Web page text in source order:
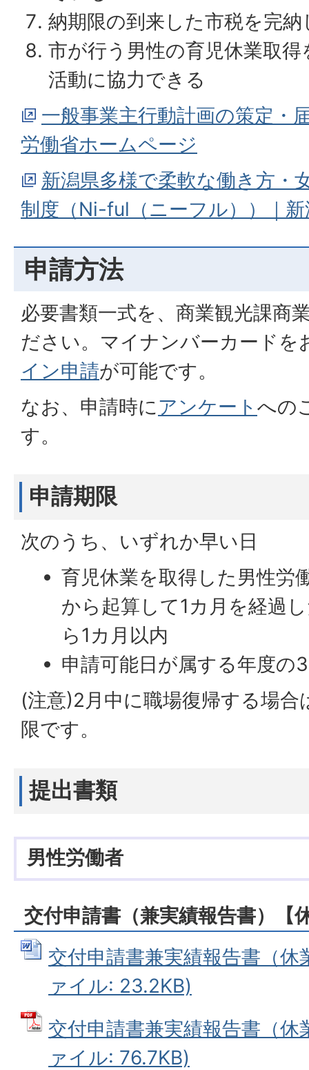
納期限の到来した市税を完
市が行う男性の育児休業取
活動に協力できる
一般事業主行動計画の策定・
労働省ホームページ
新潟県多様で柔軟な働き方・
制度（Ni-ful（ニーフル））｜
申請方法
必要書類一式を、商業観光課商
ださい。マイナンバーカードを
イン申請が可能です。
なお、申請時にアンケート への
す。
申請期限
次のうち、いずれか早い日
育児休業を取得した男性労
から起算して1カ月を経過
ら1カ月以内
申請可能日が属する年度の
(注意)2月中に職場復帰する場
限です。
提出書類
男性労働者
交付申請書（兼実績報告書）【
交付申請書兼実績報告書（
ァイル: 23.2KB)
交付申請書兼実績報告書（休
ァイル: 76.7KB)